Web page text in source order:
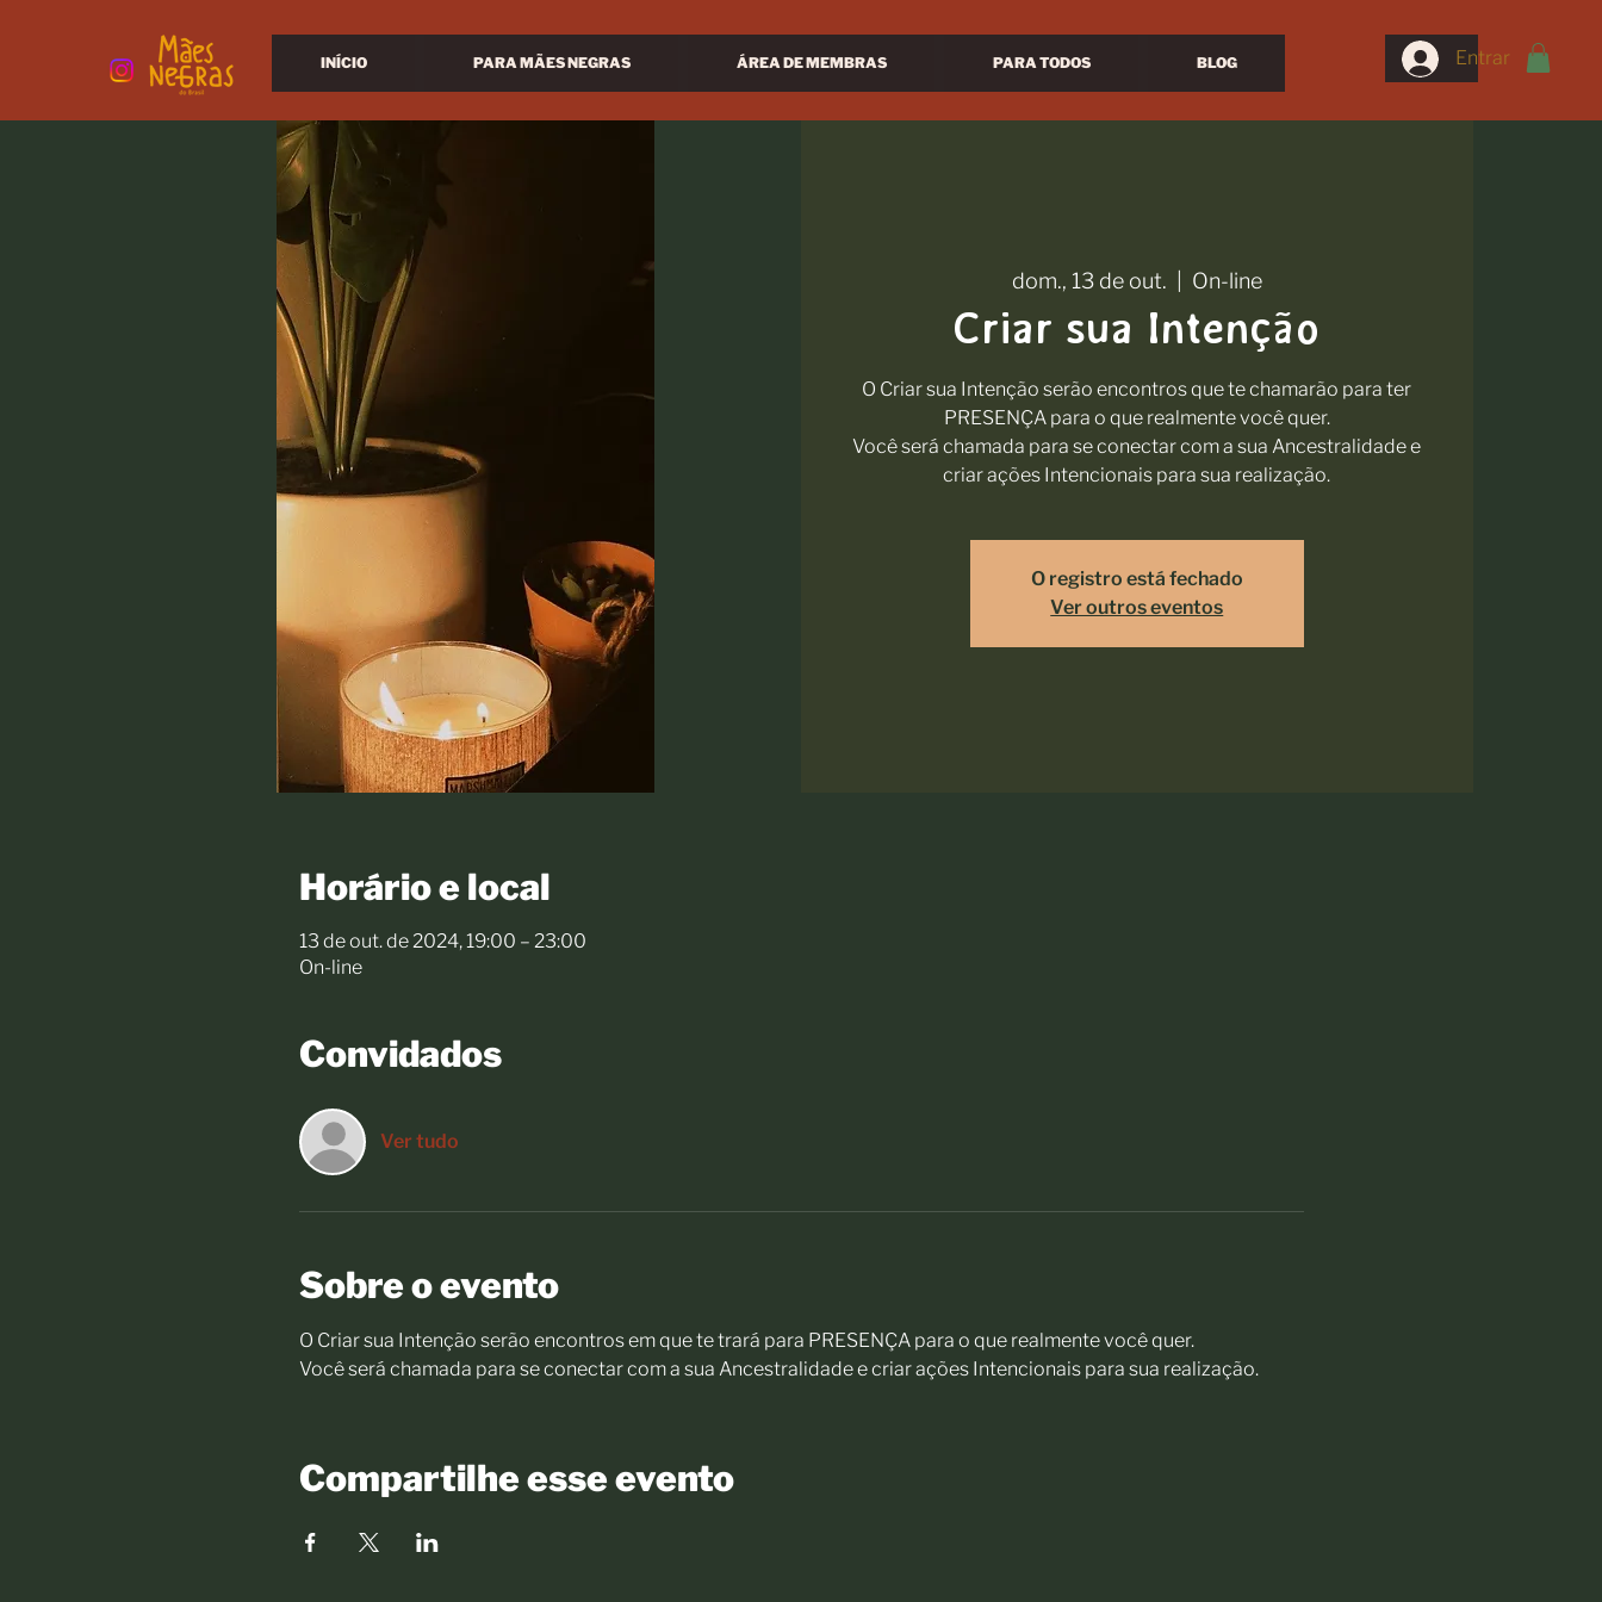
INÍCIO PARA MÃES NEGRAS ÁREA DE MEMBRAS PARA TODOS BLOG Entrar
dom., 13 de out. On-line
Criar sua Intenção
O Criar sua Intenção serão encontros que te chamarão para ter
PRESENÇA para o que realmente você quer.
Você será chamada para se conectar com a sua Ancestralidade e
criar ações Intencionais para sua realização.
O registro está fechado
Ver outros eventos
Horário e local
13 de out. de 2024, 19:00 – 23:00
On-line
Convidados
Ver tudo
Sobre o evento
O Criar sua Intenção serão encontros em que te trará para PRESENÇA para o que realmente você quer.
Você será chamada para se conectar com a sua Ancestralidade e criar ações Intencionais para sua realização.
Compartilhe esse evento